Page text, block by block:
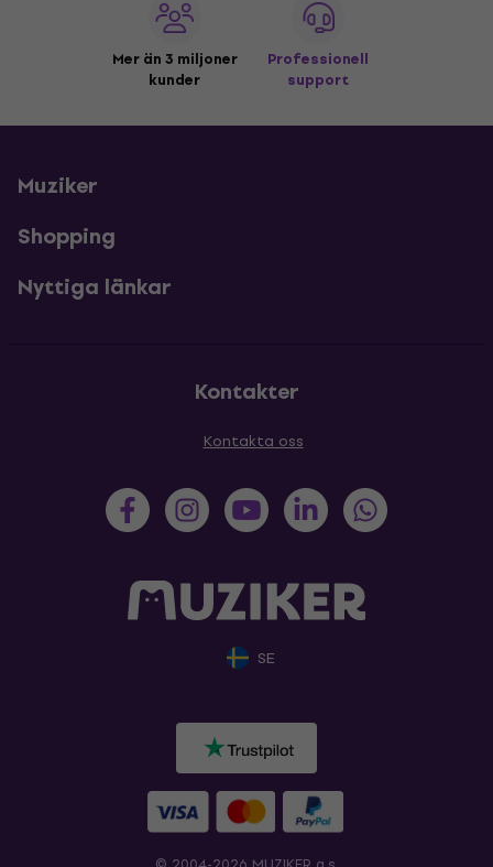
Mer än 3 miljoner
kunder
Professionell
support
Muziker
Shopping
Nyttiga länkar
Kontakter
Kontakta oss
SE